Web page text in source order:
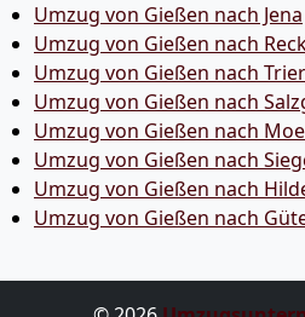
Umzug von Gießen nach Jena
Umzug von Gießen nach
Umzug von Gießen nach Trier
Umzug von Gießen nach
Umzug von Gießen nach
Umzug von Gießen nach
Umzug von Gießen nach
Umzug von Gießen nach